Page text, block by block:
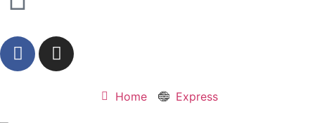
Home Express